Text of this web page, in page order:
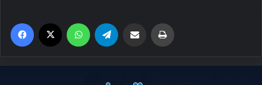
Facebook WhatsApp Email'den paylaş